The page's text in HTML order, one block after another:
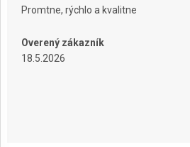
Promtne, rýchlo a kvalitne
Overený zákazník
18.5.2026